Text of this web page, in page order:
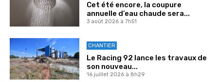
Cet été encore, la coupure
annuelle d’eau chaude sera...
3 août 2026 à 7h51
CHANTIER
Le Racing 92 lance les travaux de
son nouveau...
16 juillet 2026 à 8h29